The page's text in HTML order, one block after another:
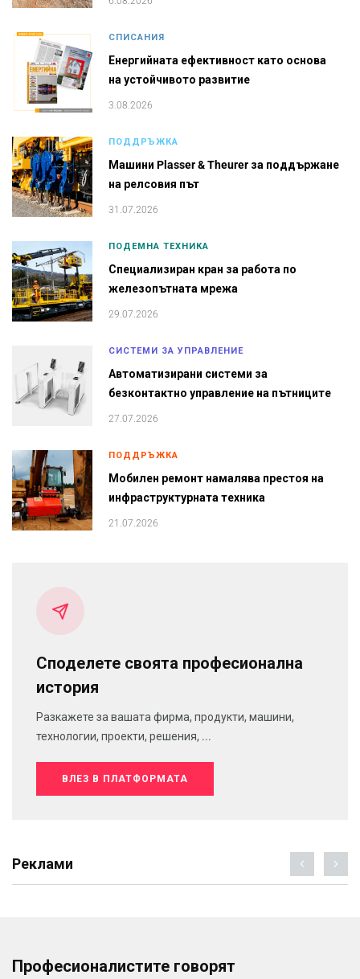
СПИСАНИЯ
Енергийната ефективност като основа
на устойчивото развитие
3.08.2026
ПОДДРЪЖКА
Машини Plasser & Theurer за поддържане
на релсовия път
31.07.2026
ПОДЕМНА ТЕХНИКА
Специализиран кран за работа по
железопътната мрежа
29.07.2026
СИСТЕМИ ЗА УПРАВЛЕНИЕ
Автоматизирани системи за
безконтактно управление на пътниците
27.07.2026
ПОДДРЪЖКА
Мобилен ремонт намалява престоя на
инфраструктурната техника
21.07.2026
Споделете своята професионална
история
Разкажете за вашата фирма, продукти, машини,
технологии, проекти, решения, ...
ВЛЕЗ В ПЛАТФОРМАТА
Реклами
Професионалистите говорят